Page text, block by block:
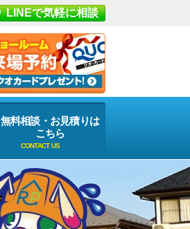
LINEで気軽に相談
無料相談・お見積りは
こちら